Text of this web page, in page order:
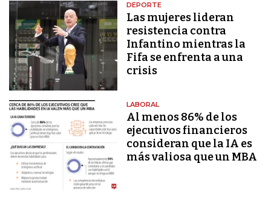
DEPORTE
Las mujeres lideran
resistencia contra
Infantino mientras la
Fifa se enfrenta a una
crisis
LABORAL
Al menos 86% de los
ejecutivos financieros
consideran que la IA es
más valiosa que un MBA